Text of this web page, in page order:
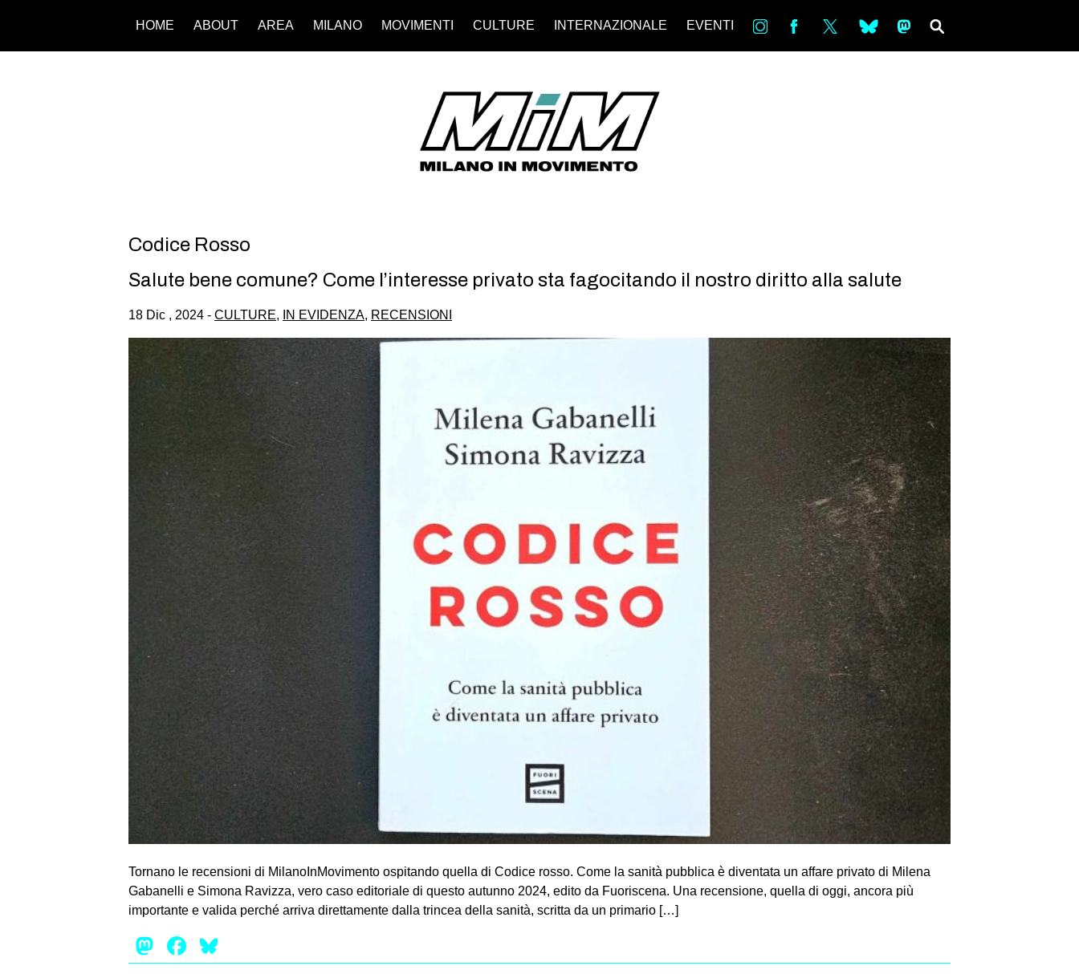
HOME ABOUT AREA MILANO MOVIMENTI CULTURE INTERNAZIONALE EVENTI in bsky ms
Codice Rosso
Salute bene comune? Come l’interesse privato sta fagocitando il nostro diritto alla salute
18 Dic , 2024 - CULTURE, IN EVIDENZA, RECENSIONI
Tornano le recensioni di MilanoInMovimento ospitando quella di Codice rosso. Come la sanità pubblica è diventata un affare privato di Milena
Gabanelli e Simona Ravizza, vero caso editoriale di questo autunno 2024, edito da Fuoriscena. Una recensione, quella di oggi, ancora più
importante e valida perché arriva direttamente dalla trincea della sanità, scritta da un primario […]
Mastodon
Facebook